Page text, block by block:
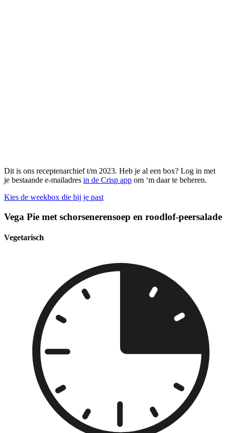
Dit is ons receptenarchief t/m 2023. Heb je al een box? Log in met
je bestaande e-mailadres in de Crisp app om ‘m daar te beheren.
Kies de weekbox die bij je past
Vega Pie met schorsenerensoep en roodlof-peersalade
Vegetarisch